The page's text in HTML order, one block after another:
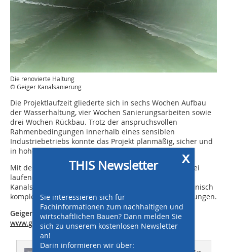
Die renovierte Haltung
© Geiger Kanalsanierung
Die Projektlaufzeit gliederte sich in sechs Wochen Aufbau
der Wasserhaltung, vier Wochen Sanierungsarbeiten sowie
drei Wochen Rückbau. Trotz der anspruchsvollen
Rahmenbedingungen innerhalb eines sensiblen
Industriebetriebs konnte das Projekt planmäßig, sicher und
in hoher Ausführungsqualität abgeschlossen werden.
Mit dem erfolgreichen Abschluss dieser Maßnahme bei
laufendem Werkbetrieb unterstreicht die Geiger
Kanalsanierung einmal mehr ihre Kompetenz bei technisch
komplexen Sanierungen in sensiblen Industrieumgebungen.
Geiger Kanaltechnik GmbH & Co. KG
www.geiger-gks.de
x
THIS Newsletter
Sie interessieren sich für
Fachinformationen zum nachhaltigen und
wirtschaftlichen Bauen? Dann melden Sie
sich zu unserem kostenlosen Newsletter
an!
Darin informieren wir über: